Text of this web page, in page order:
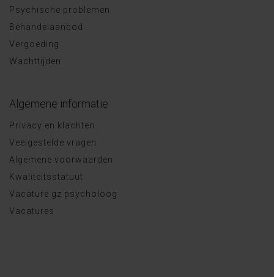
Psychische problemen
Behandelaanbod
Vergoeding
Wachttijden
Algemene informatie
Privacy en klachten
Veelgestelde vragen
Algemene voorwaarden
Kwaliteitsstatuut
Vacature gz psycholoog
Vacatures